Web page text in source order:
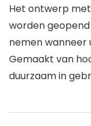
Het ontwerp
worden
nemen wanneer
Gemaakt van
duurzaam in